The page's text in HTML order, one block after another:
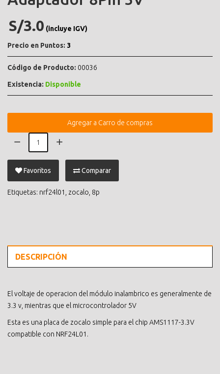
S/3.0 (incluye IGV)
Precio en Puntos: 3
Código de Producto: 00036
Existencia: Disponible
Agregar a Carro de compras
Favoritos Comparar
Etiquetas: nrf24l01 zocalo 8p
DESCRIPCIÓN
El voltaje de operacion del módulo inalambrico es generalmente de
3.3 v, mientras que el microcontrolador 5V
Esta es una placa de zocalo simple para el chip AMS1117-3.3V
compatible con NRF24L01.